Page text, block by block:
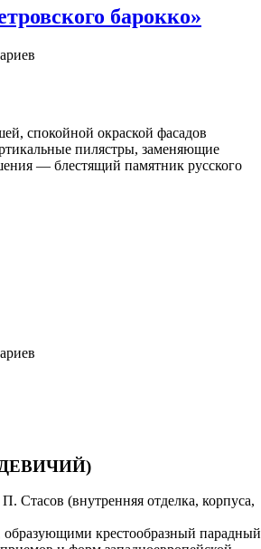
барокко»
спокойной окраской фасадов
пилястры, заменяющие
— блестящий памятник русского
Стасов (внутренняя отделка, корпуса,
крестообразный парадный